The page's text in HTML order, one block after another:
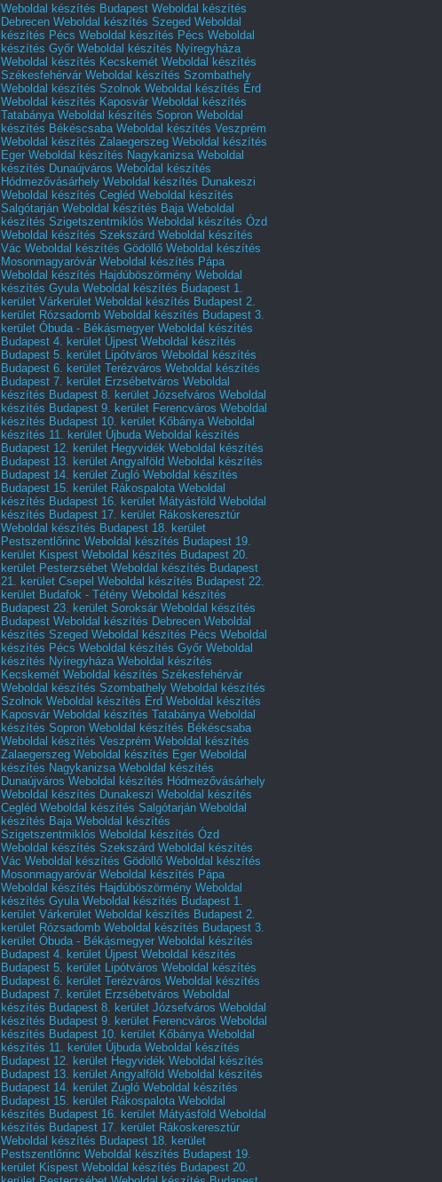
Weboldal készítés Budapest Weboldal készítés
Debrecen Weboldal készítés Szeged Weboldal
készítés Pécs Weboldal készítés Pécs Weboldal
készítés Győr Weboldal készítés Nyíregyháza
Weboldal készítés Kecskemét Weboldal készítés
Székesfehérvár Weboldal készítés Szombathely
Weboldal készítés Szolnok Weboldal készítés Érd
Weboldal készítés Kaposvár Weboldal készítés
Tatabánya Weboldal készítés Sopron Weboldal
készítés Békéscsaba Weboldal készítés Veszprém
Weboldal készítés Zalaegerszeg Weboldal készítés
Eger Weboldal készítés Nagykanizsa Weboldal
készítés Dunaújváros Weboldal készítés
Hódmezővásárhely Weboldal készítés Dunakeszi
Weboldal készítés Cegléd Weboldal készítés
Salgótarján Weboldal készítés Baja Weboldal
készítés Szigetszentmiklós Weboldal készítés Ózd
Weboldal készítés Szekszárd Weboldal készítés
Vác Weboldal készítés Gödöllő Weboldal készítés
Mosonmagyaróvár Weboldal készítés Pápa
Weboldal készítés Hajdúböszörmény Weboldal
készítés Gyula Weboldal készítés Budapest 1.
kerület Várkerület Weboldal készítés Budapest 2.
kerület Rózsadomb Weboldal készítés Budapest 3.
kerület Óbuda - Békásmegyer Weboldal készítés
Budapest 4. kerület Újpest Weboldal készítés
Budapest 5. kerület Lipótváros Weboldal készítés
Budapest 6. kerület Terézváros Weboldal készítés
Budapest 7. kerület Erzsébetváros Weboldal
készítés Budapest 8. kerület Józsefváros Weboldal
készítés Budapest 9. kerület Ferencváros Weboldal
készítés Budapest 10. kerület Kőbánya Weboldal
készítés 11. kerület Újbuda Weboldal készítés
Budapest 12. kerület Hegyvidék Weboldal készítés
Budapest 13. kerület Angyalföld Weboldal készítés
Budapest 14. kerület Zugló Weboldal készítés
Budapest 15. kerület Rákospalota Weboldal
készítés Budapest 16. kerület Mátyásföld Weboldal
készítés Budapest 17. kerület Rákoskeresztúr
Weboldal készítés Budapest 18. kerület
Pestszentlőrinc Weboldal készítés Budapest 19.
kerület Kispest Weboldal készítés Budapest 20.
kerület Pesterzsébet Weboldal készítés Budapest
21. kerület Csepel Weboldal készítés Budapest 22.
kerület Budafok - Tétény Weboldal készítés
Budapest 23. kerület Soroksár Weboldal készítés
Budapest Weboldal készítés Debrecen Weboldal
készítés Szeged Weboldal készítés Pécs Weboldal
készítés Pécs Weboldal készítés Győr Weboldal
készítés Nyíregyháza Weboldal készítés
Kecskemét Weboldal készítés Székesfehérvár
Weboldal készítés Szombathely Weboldal készítés
Szolnok Weboldal készítés Érd Weboldal készítés
Kaposvár Weboldal készítés Tatabánya Weboldal
készítés Sopron Weboldal készítés Békéscsaba
Weboldal készítés Veszprém Weboldal készítés
Zalaegerszeg Weboldal készítés Eger Weboldal
készítés Nagykanizsa Weboldal készítés
Dunaújváros Weboldal készítés Hódmezővásárhely
Weboldal készítés Dunakeszi Weboldal készítés
Cegléd Weboldal készítés Salgótarján Weboldal
készítés Baja Weboldal készítés
Szigetszentmiklós Weboldal készítés Ózd
Weboldal készítés Szekszárd Weboldal készítés
Vác Weboldal készítés Gödöllő Weboldal készítés
Mosonmagyaróvár Weboldal készítés Pápa
Weboldal készítés Hajdúböszörmény Weboldal
készítés Gyula Weboldal készítés Budapest 1.
kerület Várkerület Weboldal készítés Budapest 2.
kerület Rózsadomb Weboldal készítés Budapest 3.
kerület Óbuda - Békásmegyer Weboldal készítés
Budapest 4. kerület Újpest Weboldal készítés
Budapest 5. kerület Lipótváros Weboldal készítés
Budapest 6. kerület Terézváros Weboldal készítés
Budapest 7. kerület Erzsébetváros Weboldal
készítés Budapest 8. kerület Józsefváros Weboldal
készítés Budapest 9. kerület Ferencváros Weboldal
készítés Budapest 10. kerület Kőbánya Weboldal
készítés 11. kerület Újbuda Weboldal készítés
Budapest 12. kerület Hegyvidék Weboldal készítés
Budapest 13. kerület Angyalföld Weboldal készítés
Budapest 14. kerület Zugló Weboldal készítés
Budapest 15. kerület Rákospalota Weboldal
készítés Budapest 16. kerület Mátyásföld Weboldal
készítés Budapest 17. kerület Rákoskeresztúr
Weboldal készítés Budapest 18. kerület
Pestszentlőrinc Weboldal készítés Budapest 19.
kerület Kispest Weboldal készítés Budapest 20.